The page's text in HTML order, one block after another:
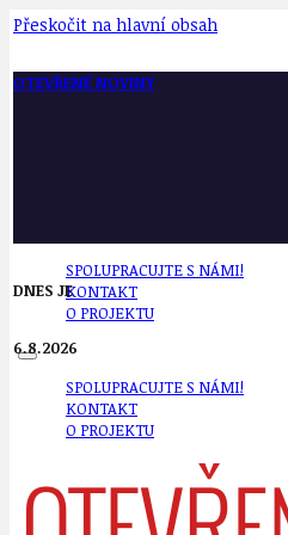
Přeskočit na hlavní obsah
OTEVŘENÉ NOVINY
SPOLUPRACUJTE S NÁMI!
KONTAKT
O PROJEKTU
SPOLUPRACUJTE S NÁMI!
KONTAKT
O PROJEKTU
DNES JE
6.8.2026